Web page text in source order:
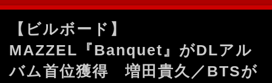
【ビルボード】
MAZZEL『Banquet』がDLアル
バム首位獲得 増田貴久／BTSが